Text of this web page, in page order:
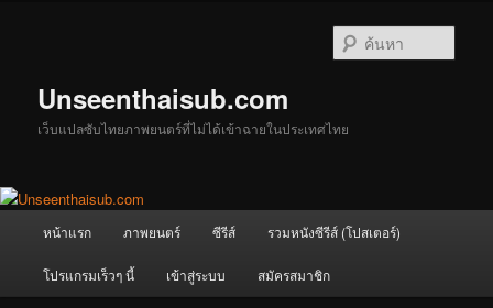
Unseenthaisub.com
เว็บแปลซับไทยภาพยนตร์ที่ไม่ได้เข้าฉายในประเทศไทย
หน้าแรก ภาพยนตร์ ซีรีส์ รวมหนังซีรีส์ (โปสเตอร์)
โปรแกรมเร็วๆ นี้ เข้าสู่ระบบ สมัครสมาชิก